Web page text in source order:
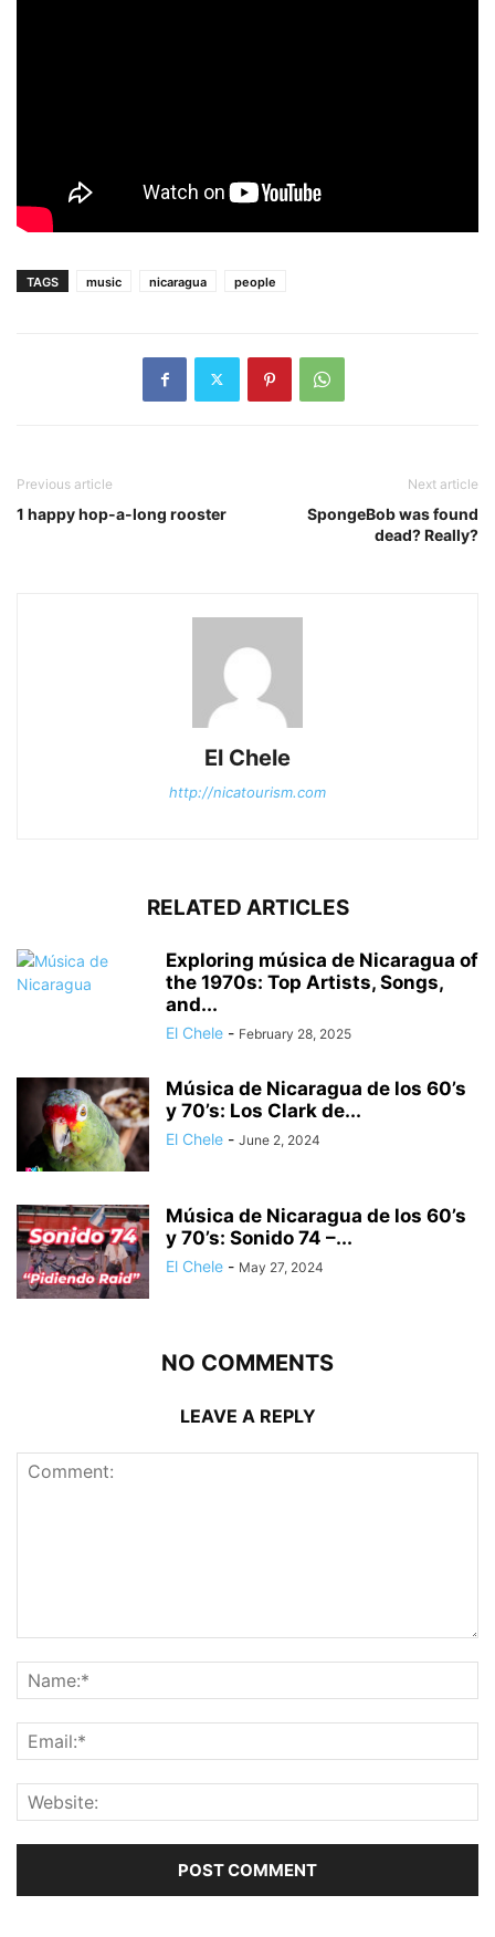
TAGS music nicaragua people
Previous article
1 happy hop-a-long rooster
Next article
SpongeBob was found
dead? Really?
El Chele
http://nicatourism.com
RELATED ARTICLES
Exploring música de Nicaragua of
the 1970s: Top Artists, Songs,
and...
El Chele - February 28, 2025
Música de Nicaragua de los 60’s
y 70’s: Los Clark de...
El Chele - June 2, 2024
Música de Nicaragua de los 60’s
y 70’s: Sonido 74 –...
El Chele - May 27, 2024
NO COMMENTS
LEAVE A REPLY